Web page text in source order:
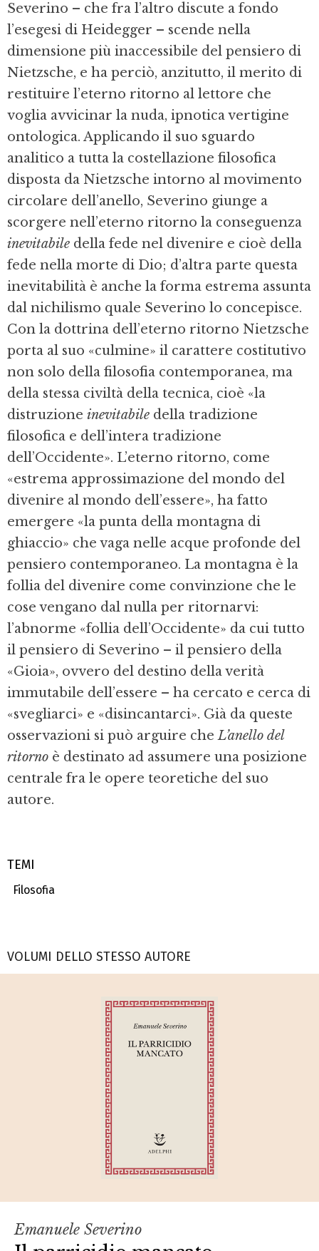
TEMI
Filosofia
Severino – che fra l’altro discute a fondo
l’esegesi di Heidegger – scende nella
dimensione più inaccessibile del pensiero di
Nietzsche, e ha perciò, anzitutto, il merito di
restituire l’eterno ritorno al lettore che
voglia avvicinar la nuda, ipnotica vertigine
ontologica. Applicando il suo sguardo
analitico a tutta la costellazione filosofica
disposta da Nietzsche intorno al movimento
circolare dell’anello, Severino giunge a
scorgere nell’eterno ritorno la conseguenza
inevitabile della fede nel divenire e cioè della
fede nella morte di Dio; d’altra parte questa
inevitabilità è anche la forma estrema assunta
dal nichilismo quale Severino lo concepisce.
Con la dottrina dell’eterno ritorno Nietzsche
porta al suo «culmine» il carattere costitutivo
non solo della filosofia contemporanea, ma
della stessa civiltà della tecnica, cioè «la
distruzione inevitabile della tradizione
filosofica e dell’intera tradizione
dell’Occidente». L’eterno ritorno, come
«estrema approssimazione del mondo del
divenire al mondo dell’essere», ha fatto
emergere «la punta della montagna di
ghiaccio» che vaga nelle acque profonde del
pensiero contemporaneo. La montagna è la
follia del divenire come convinzione che le
cose vengano dal nulla per ritornarvi:
l’abnorme «follia dell’Occidente» da cui tutto
il pensiero di Severino – il pensiero della
«Gioia», ovvero del destino della verità
immutabile dell’essere – ha cercato e cerca di
«svegliarci» e «disincantarci». Già da queste
osservazioni si può arguire cheL’anello del
ritorno è destinato ad assumere una posizione
centrale fra le opere teoretiche del suo
autore.
VOLUMI DELLO STESSO AUTORE
Emanuele Severino